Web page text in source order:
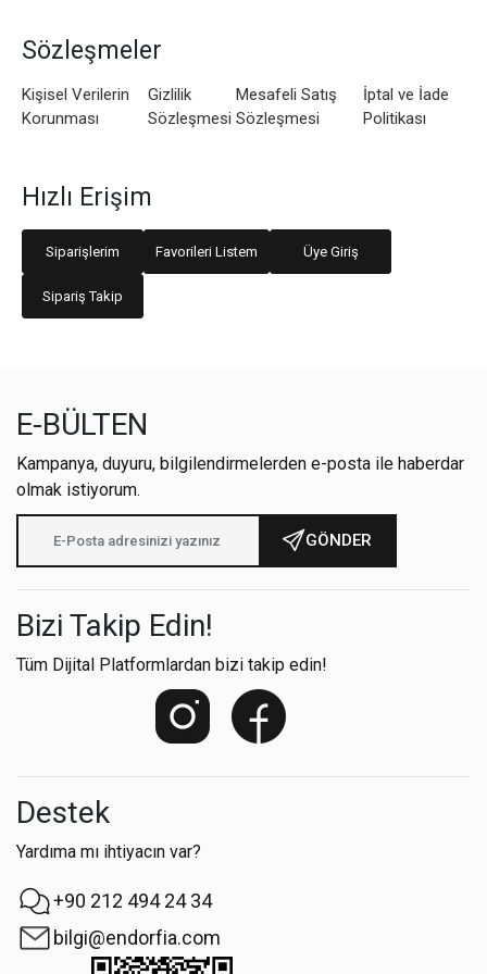
Sözleşmeler
Kişisel Verilerin
Korunması
Gizlilik
Sözleşmesi
Mesafeli Satış
Sözleşmesi
İptal ve İade
Politikası
Hızlı Erişim
Siparişlerim Favorileri Listem Üye Giriş
Sipariş Takip
E-BÜLTEN
Kampanya, duyuru, bilgilendirmelerden e-posta ile haberdar
olmak istiyorum.
GÖNDER
Bizi Takip Edin!
Tüm Dijital Platformlardan bizi takip edin!
Destek
Yardıma mı ihtiyacın var?
+90 212 494 24 34
bilgi@endorfia.com